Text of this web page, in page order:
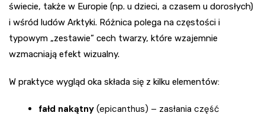
świecie, także w Europie (np. u dzieci, a czasem u dorosłych)
i wśród ludów Arktyki. Różnica polega na częstości i
typowym „zestawie” cech twarzy, które wzajemnie
wzmacniają efekt wizualny.
W praktyce wygląd oka składa się z kilku elementów:
fałd nakątny (epicanthus) – zasłania część